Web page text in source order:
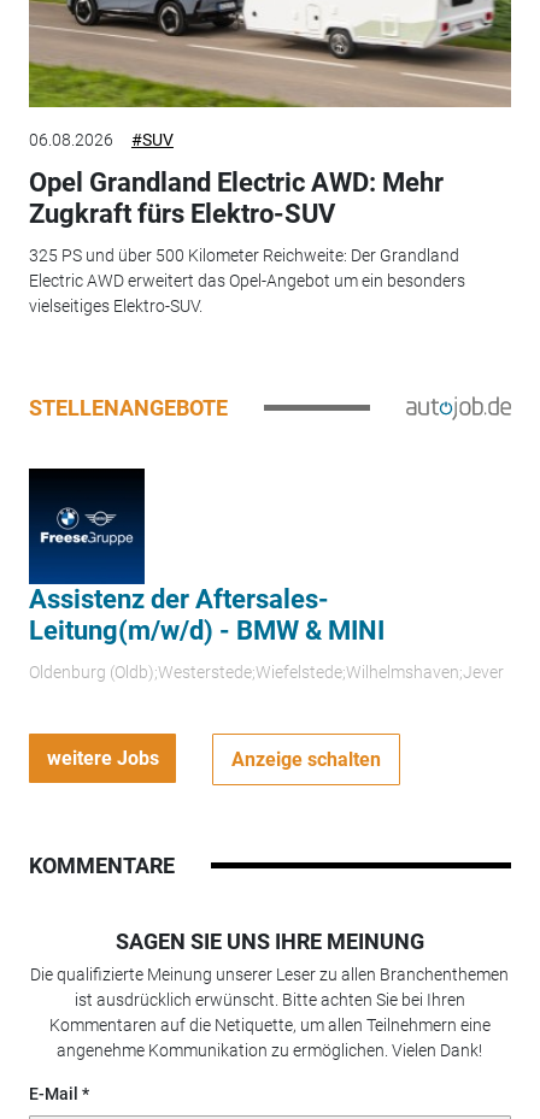
06.08.2026 #SUV
Opel Grandland Electric AWD: Mehr
Zugkraft fürs Elektro-SUV
325 PS und über 500 Kilometer Reichweite: Der Grandland
Electric AWD erweitert das Opel-Angebot um ein besonders
vielseitiges Elektro-SUV.
STELLENANGEBOTE
Assistenz der Aftersales-
Leitung(m/w/d) - BMW & MINI
Oldenburg (Oldb);Westerstede;Wiefelstede;Wilhelmshaven;Jever
weitere Jobs Anzeige schalten
KOMMENTARE
SAGEN SIE UNS IHRE MEINUNG
Die qualifizierte Meinung unserer Leser zu allen Branchenthemen
ist ausdrücklich erwünscht. Bitte achten Sie bei Ihren
Kommentaren auf die Netiquette, um allen Teilnehmern eine
angenehme Kommunikation zu ermöglichen. Vielen Dank!
E-Mail